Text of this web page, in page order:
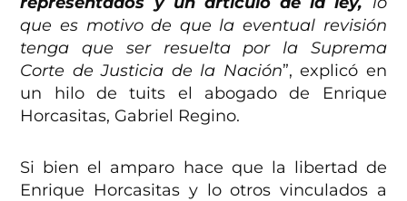
que es motivo de que la eventual revisión
tenga que ser resuelta por la Suprema
Corte de Justicia de la Nación”, explicó en
un hilo de tuits el abogado de Enrique
Horcasitas, Gabriel Regino.
Si bien el amparo hace que la libertad de
Enrique Horcasitas y lo otros vinculados a